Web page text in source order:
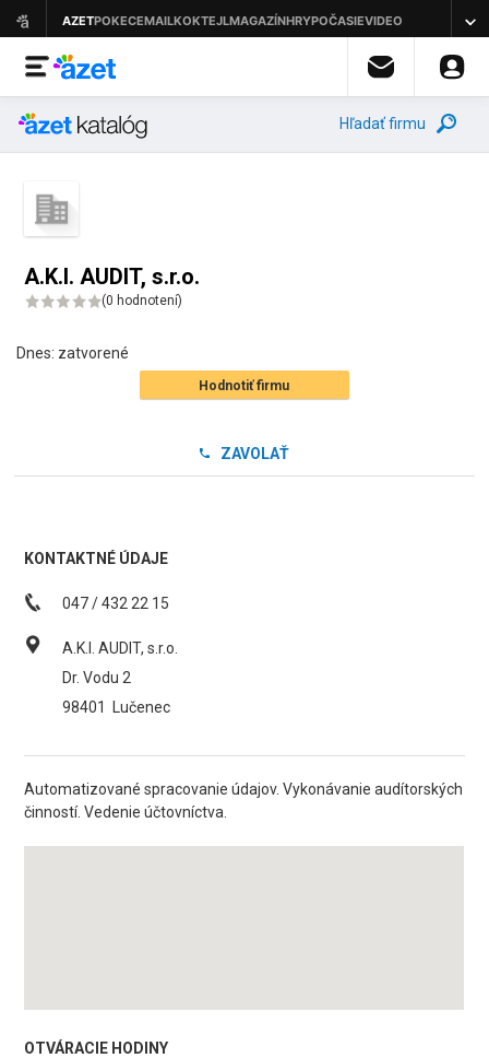
Hľadať firmu
A.K.I. AUDIT, s.r.o.
(0 hodnotení)
Dnes: zatvorené
Hodnotiť firmu
ZAVOLAŤ
KONTAKTNÉ ÚDAJE
047 / 432 22 15
A.K.I. AUDIT, s.r.o.
Dr. Vodu 2
98401
Lučenec
Automatizované spracovanie údajov. Vykonávanie audítorských
činností. Vedenie účtovníctva.
OTVÁRACIE HODINY